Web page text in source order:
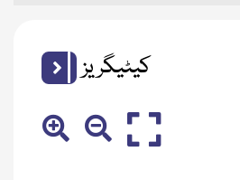
کیٹیگریز